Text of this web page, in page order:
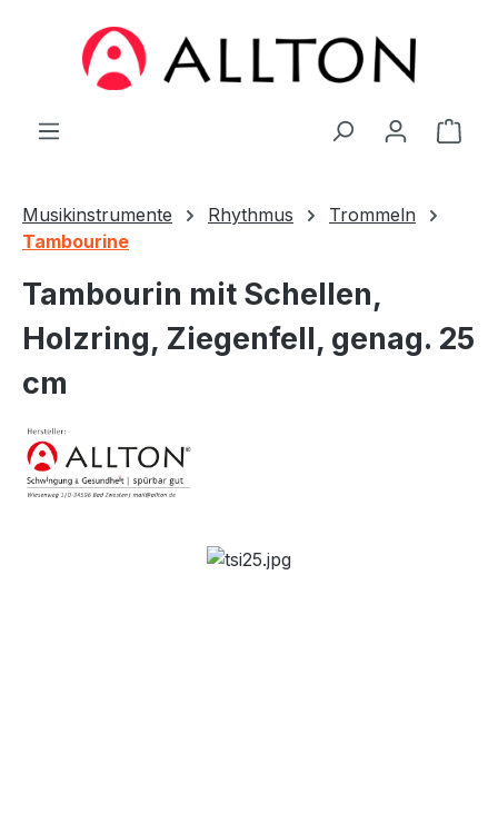
Zum Hauptinhalt springen
Musikinstrumente Rhythmus
Trommeln
Tambourine
Tambourin mit Schellen,
Holzring, Ziegenfell, genag. 25
cm
Bildergalerie überspringen